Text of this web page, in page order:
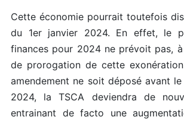
Cette économie pourrait toutefois
du 1er janvier 2024. En effet, le
finances pour 2024 ne prévoit pas, à
de prorogation de cette
amendement ne soit déposé avant
2024, la TSCA deviendra de
entrainant de facto une